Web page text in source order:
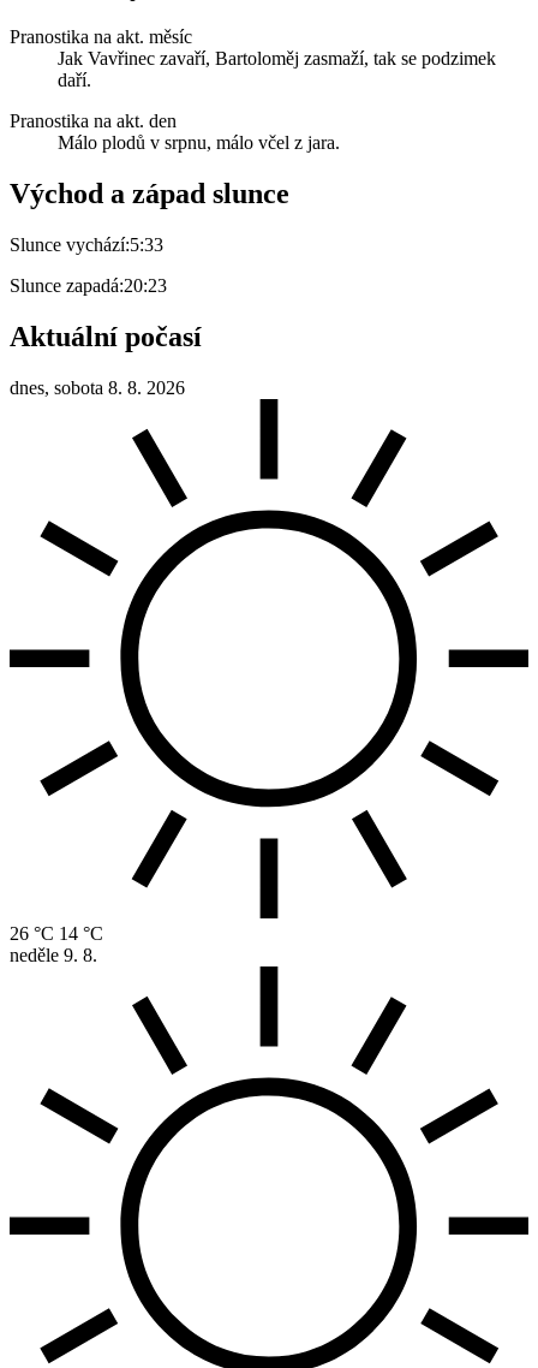
Pranostika na akt. měsíc
Jak Vavřinec zavaří, Bartoloměj zasmaží, tak se podzimek
daří.
Pranostika na akt. den
Málo plodů v srpnu, málo včel z jara.
Východ a západ slunce
Slunce vychází:5:33
Slunce zapadá:20:23
Aktuální počasí
dnes, sobota 8. 8. 2026
26 °C 14 °C
neděle 9. 8.